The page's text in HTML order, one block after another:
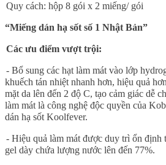
Quy cách: hộp 8 gói x 2 miếng/ gói
“Miếng dán hạ sốt số 1 Nhật Bản”
Các ưu điểm vượt trội:
- Bổ sung các hạt làm mát vào lớp
khuếch tán nhiệt nhanh hơn, hiệu quả
mặt da lên đến 2 độ C, tạo cảm giác dễ
làm mát là công nghệ độc quyền của
dán hạ sốt Koolfever.
- Hiệu quả làm mát được duy trì ổn định
gel dày chứa lượng nước lên đến 77%.